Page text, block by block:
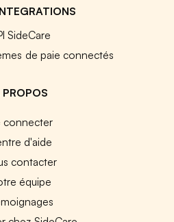
SideCare
de paie connectés
PROPOS
connecter
d'aide
contacter
équipe